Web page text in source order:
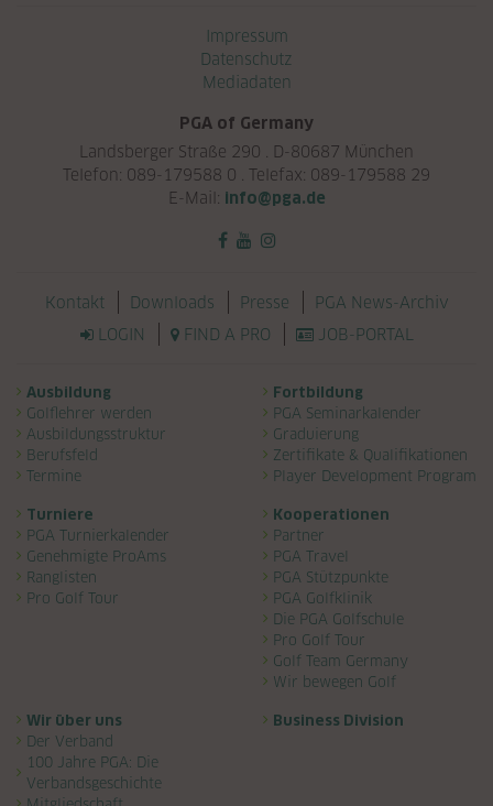
Impressum
Datenschutz
Mediadaten
PGA of Germany
Landsberger Straße 290 . D-80687 München
Telefon: 089-179588 0 . Telefax: 089-179588 29
E-Mail: info@pga.de
Navigation überspringen
Kontakt Downloads Presse
PGA News-Archiv
LOGIN
FIND A PRO JOB-PORTAL
Navigation überspringen
Ausbildung
Golflehrer werden
Ausbildungsstruktur
Berufsfeld
Termine
Fortbildung
PGA Seminarkalender
Graduierung
Zertifikate & Qualifikationen
Player Development Program
Turniere
PGA Turnierkalender
Genehmigte ProAms
Ranglisten
Pro Golf Tour
Kooperationen
Partner
PGA Travel
PGA Stützpunkte
PGA Golfklinik
Die PGA Golfschule
Pro Golf Tour
Golf Team Germany
Wir bewegen Golf
Wir über uns
Der Verband
100 Jahre PGA: Die
Verbandsgeschichte
Business Division